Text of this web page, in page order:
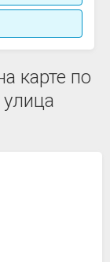
карте по